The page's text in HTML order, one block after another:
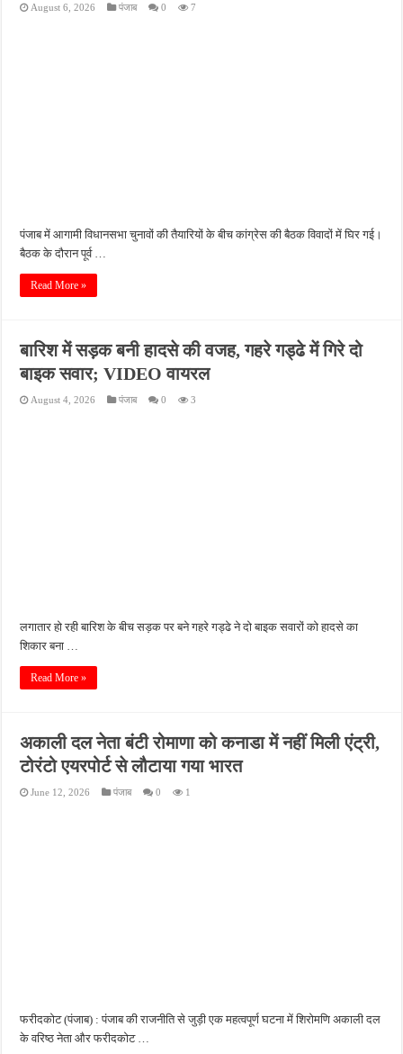
कानपुर में घर में घुसकर युवक की हत्या, पत्नी पर भी हमला; लूट के बाद CCTV DVR ले गए बदमाश
August 6, 2026 पंजाब 0 7
पंजाब में आगामी विधानसभा चुनावों की तैयारियों के बीच कांग्रेस की बैठक विवादों में घिर गई।
बैठक के दौरान पूर्व …
Read More »
बारिश में सड़क बनी हादसे की वजह, गहरे गड्ढे में गिरे दो
बाइक सवार; VIDEO वायरल
August 4, 2026 पंजाब 0 3
लगातार हो रही बारिश के बीच सड़क पर बने गहरे गड्ढे ने दो बाइक सवारों को हादसे का
शिकार बना …
Read More »
अकाली दल नेता बंटी रोमाणा को कनाडा में नहीं मिली एंट्री,
टोरंटो एयरपोर्ट से लौटाया गया भारत
June 12, 2026 पंजाब 0 1
फरीदकोट (पंजाब) : पंजाब की राजनीति से जुड़ी एक महत्वपूर्ण घटना में शिरोमणि अकाली दल
के वरिष्ठ नेता और फरीदकोट …